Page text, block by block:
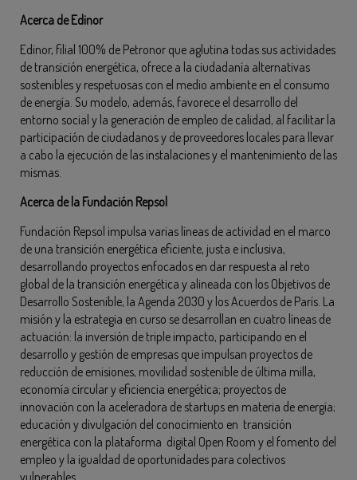
Acerca de Edinor
Edinor, filial 100% de Petronor que aglutina todas sus actividades
de transición energética, ofrece a la ciudadanía alternativas
sostenibles y respetuosas con el medio ambiente en el consumo
de energía. Su modelo, además, favorece el desarrollo del
entorno social y la generación de empleo de calidad, al facilitar la
participación de ciudadanos y de proveedores locales para llevar
a cabo la ejecución de las instalaciones y el mantenimiento de las
mismas.
Acerca de la Fundación Repsol
Fundación Repsol impulsa varias líneas de actividad en el marco
de una transición energética eficiente, justa e inclusiva,
desarrollando proyectos enfocados en dar respuesta al reto
global de la transi­ción energética y alineada con los Objetivos de
Desarrollo Sostenible, la Agenda 2030 y los Acuerdos de París. La
misión y la estrategia en curso se desarrollan en cuatro líneas de
actuación: la inversión de triple impacto, participando en el
desarrollo y gestión de empresas que impulsan proyectos de
reducción de emisiones, movilidad sostenible de última milla,
economía circular y eficiencia energética; proyectos de
innovación con la aceleradora de startups en materia de energía;
educación y divulgación del conocimiento en transición
energética con la plataforma digital Open Room y el fomento del
empleo y la igualdad de oportunidades para colectivos